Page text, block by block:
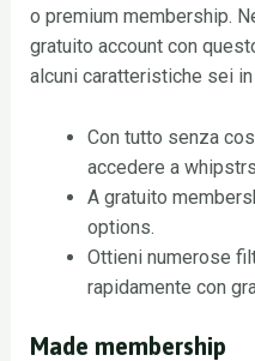
o premium membership.
gratuito account con
alcuni caratteristiche sei
Con tutto senza
accedere a
A gratuito
options.
Ottieni numerose
rapidamente con
Made membership